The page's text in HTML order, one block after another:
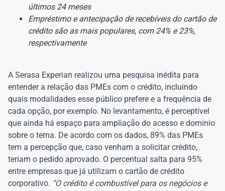
últimos 24 meses
Empréstimo e antecipação de recebíveis do cartão de
crédito são as mais populares, com 24% e 23%,
respectivamente
A Serasa Experian realizou uma pesquisa inédita para
entender a relação das PMEs com o crédito, incluindo
quais modalidades esse público prefere e a frequência de
cada opção, por exemplo. No levantamento, é perceptível
que ainda há espaço para ampliação do acesso e domínio
sobre o tema. De acordo com os dados, 89% das PMEs
tem a percepção que, caso venham a solicitar crédito,
teriam o pedido aprovado. O percentual salta para 95%
entre empresas que já utilizam o cartão de crédito
corporativo. “O crédito é combustível para os negócios e